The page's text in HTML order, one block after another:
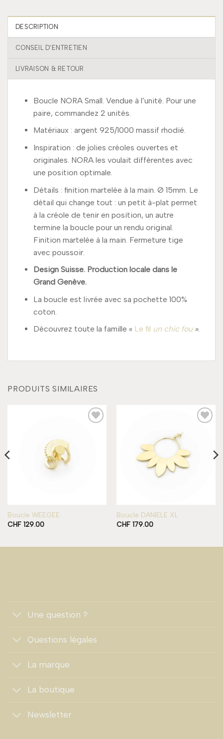
DESCRIPTION
CONSEIL D’ENTRETIEN
LIVRAISON & RETOUR
Boucle NORA Small. Vendue à l’unité. Pour une
paire, commandez 2 unités.
Matériaux : argent 925/1000 massif rhodié.
Inspiration : de jolies créoles ouvertes et
originales. NORA les voulait différentes avec
une position optimale.
Détails : finition martelée à la main. Ø 15mm. Le
détail qui change tout : un petit à-plat permet
à la créole de tenir en position, un autre
termine la boucle pour un rendu original.
Finition martelée à la main. Fermeture tige
avec poussoir.
Design Suisse. Production locale dans le
Grand Genève.
La boucle est livrée avec sa pochette 100%
coton.
Découvrez toute la famille « Le fil un chic fou ».
PRODUITS SIMILAIRES
Boucle WEEGEE
CHF129.00
Boucle DANIELE XL
CHF179.00
Une question ?
Questions légales
La marque
La boutique
Newsletter